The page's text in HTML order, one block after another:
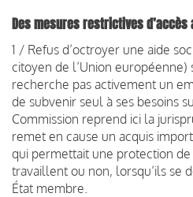
Des mesures restrictives
1 / Refus d’octroyer une aide
citoyen de l’Union européenne)
recherche pas activement un
de subvenir seul à ses besoins
Commission reprend ici la
remet en cause un acquis
qui permettait une protection de
travaillent ou non, lorsqu’ils se
État membre.